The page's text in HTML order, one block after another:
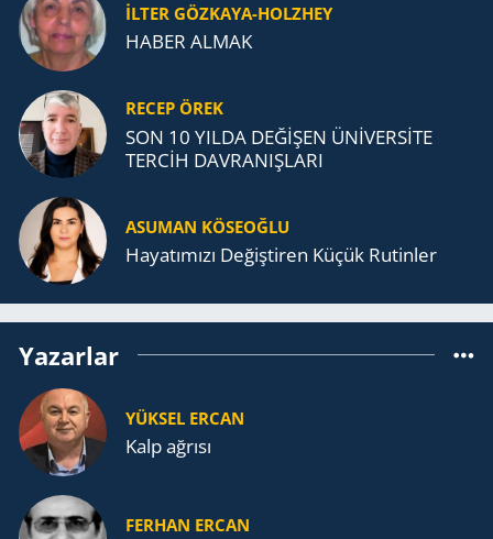
İLTER GÖZKAYA-HOLZHEY
HABER ALMAK
RECEP ÖREK
SON 10 YILDA DEĞİŞEN ÜNİVERSİTE
TERCİH DAVRANIŞLARI
ASUMAN KÖSEOĞLU
Ha­ya­tı­mı­zı De­ğiş­ti­ren Küçük Ru­tin­ler
Yazarlar
YÜKSEL ERCAN
Kalp ağrısı
FERHAN ERCAN